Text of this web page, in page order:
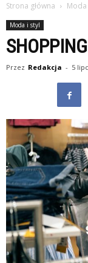
Strona główna Moda
Moda i styl
SHOPPING
Przez Redakcja - 5